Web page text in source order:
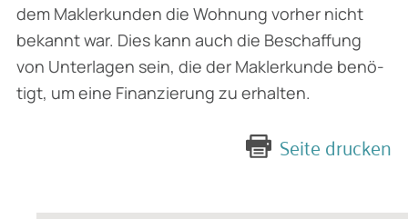
dem Maklerkunden die Wohnung vorher nicht
bekannt war. Dies kann auch die Beschaffung
von Unterlagen sein, die der Maklerkunde benö­
tigt, um eine Finanzierung zu erhalten.
Seite drucken